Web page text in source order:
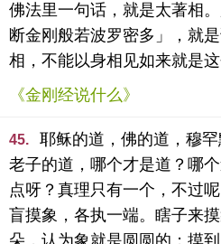
佛法里一句话，就是太著相
断金刚般若波罗密多」，就
相，不能以身相见如来就是这
《金刚经说什么》
45.
耶稣的道，佛的道，穆
老子的道，哪个才是道？哪
点呀？真理只有一个，不过
盲摸象，各执一端。瞎子来
朵，认为象就是圆圆的；摸